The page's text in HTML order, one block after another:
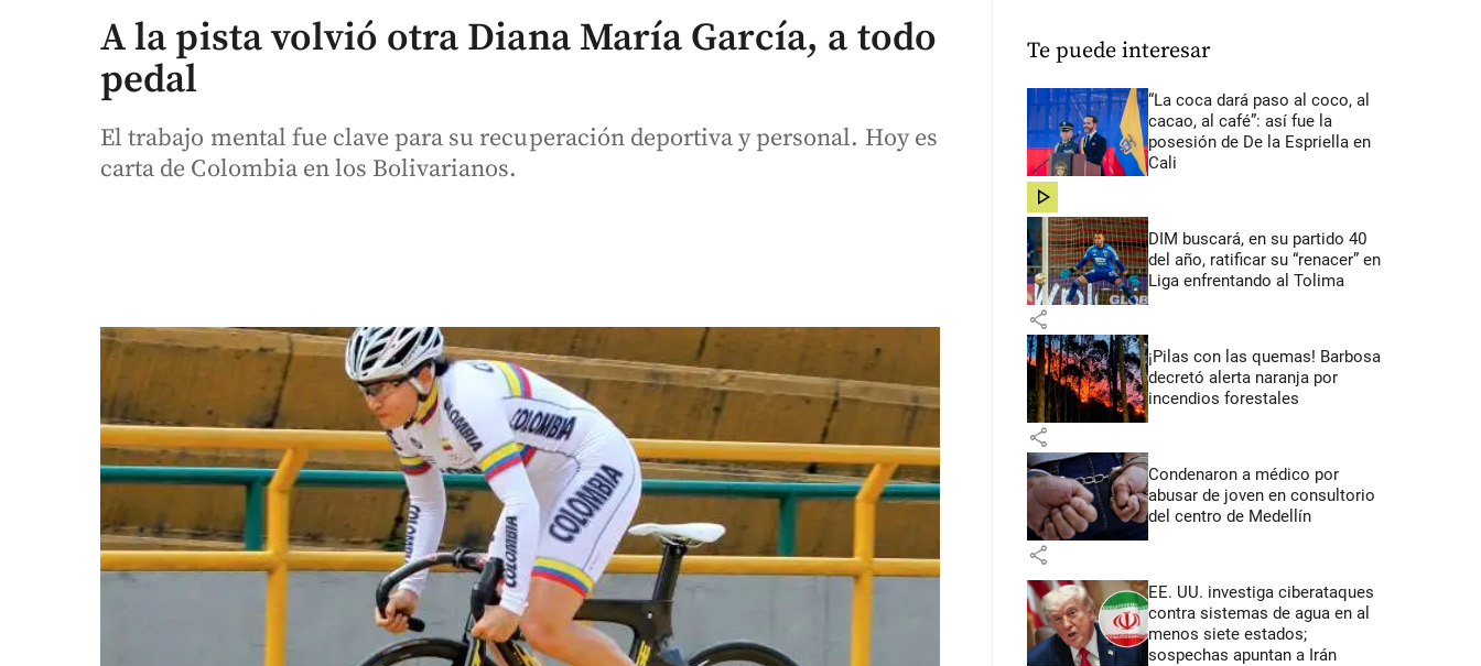
A la pista volvió otra Diana María García, a todo
pedal
El trabajo mental fue clave para su recuperación deportiva y personal. Hoy es
carta de Colombia en los Bolivarianos.
Te puede interesar
“La coca dará paso al coco, al
cacao, al café”: así fue la
posesión de De la Espriella en
Cali
share
DIM buscará, en su partido 40
del año, ratificar su “renacer” en
Liga enfrentando al Tolima
share
¡Pilas con las quemas! Barbosa
decretó alerta naranja por
incendios forestales
share
Condenaron a médico por
abusar de joven en consultorio
del centro de Medellín
share
EE. UU. investiga ciberataques
contra sistemas de agua en al
menos siete estados;
sospechas apuntan a Irán